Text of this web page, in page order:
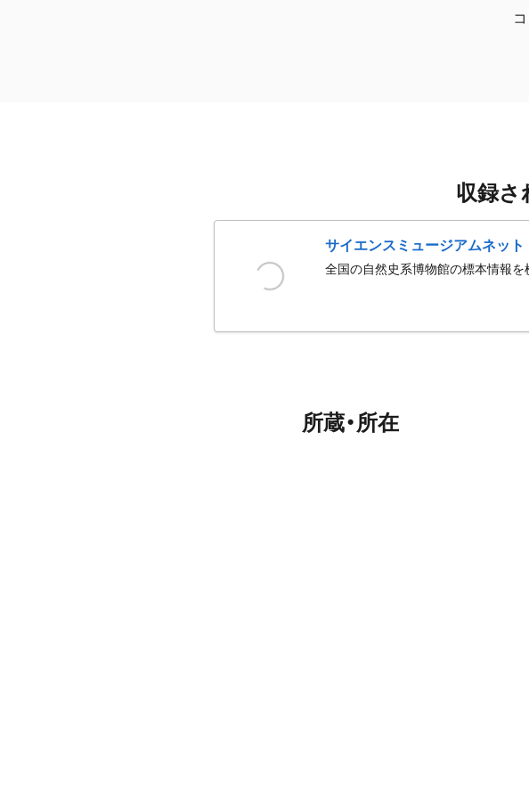
収録さ
サイエンスミュージアムネット
全国の自然史系博物館の標本情報を
所蔵・所在